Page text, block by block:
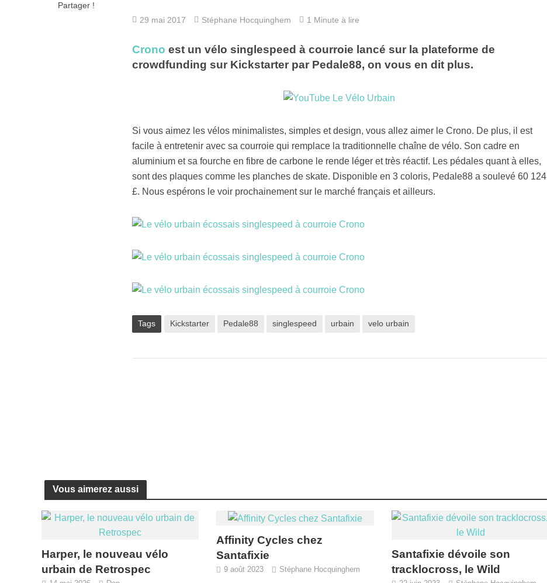
Partager !
29 mai 2017 Stéphane Hocquinghem 1 Minute à lire
Crono est un vélo singlespeed à courroie lancé sur la plateforme de
crowdfunding sur Kickstarter par Pedale88, on vous en dit plus.
Si vous aimez les vélos minimalistes, simples et design, vous allez aimer le Crono. De plus, il est
facile à entretenir avec sa courroie qui remplace la traditionnelle chaîne de vélo. Son cadre en
aluminium et sa fourche en fibre de carbone le rende léger et très réactif. Les pédales quant à elles,
sont des plaques comme les planches de skate. Disponible en 3 coloris, Pedale88 a soulevé 60 124
£. Nous espérons le voir prochainement sur le marché français et ailleurs.
Tags Kickstarter Pedale88 singlespeed urbain velo urbain
Vous aimerez aussi
Harper, le nouveau vélo
urbain de Retrospec
Affinity Cycles chez
Santafixie
9 août 2023 Stéphane Hocquinghem
Santafixie dévoile son
tracklocross, le Wild